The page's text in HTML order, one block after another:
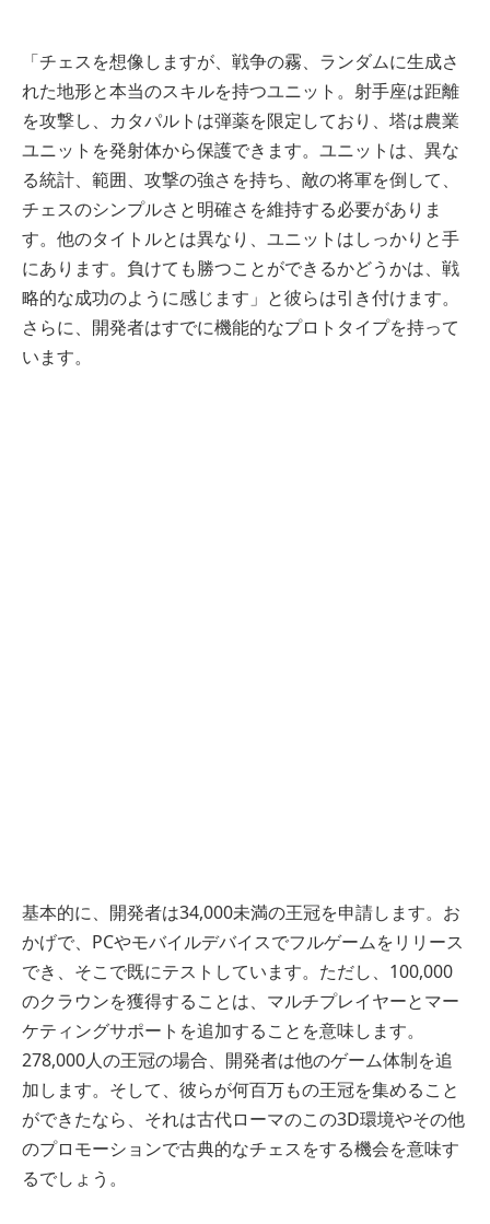
「チェスを想像しますが、戦争の霧、ランダムに生成さ
れた地形と本当のスキルを持つユニット。射手座は距離
を攻撃し、カタパルトは弾薬を限定しており、塔は農業
ユニットを発射体から保護できます。ユニットは、異な
る統計、範囲、攻撃の強さを持ち、敵の将軍を倒して、
チェスのシンプルさと明確さを維持する必要がありま
す。他のタイトルとは異なり、ユニットはしっかりと手
にあります。負けても勝つことができるかどうかは、戦
略的な成功のように感じます」と彼らは引き付けます。
さらに、開発者はすでに機能的なプロトタイプを持って
います。
基本的に、開発者は34,000未満の王冠を申請します。お
かげで、PCやモバイルデバイスでフルゲームをリリース
でき、そこで既にテストしています。ただし、100,000
のクラウンを獲得することは、マルチプレイヤーとマー
ケティングサポートを追加することを意味します。
278,000人の王冠の場合、開発者は他のゲーム体制を追
加します。そして、彼らが何百万もの王冠を集めること
ができたなら、それは古代ローマのこの3D環境やその他
のプロモーションで古典的なチェスをする機会を意味す
るでしょう。